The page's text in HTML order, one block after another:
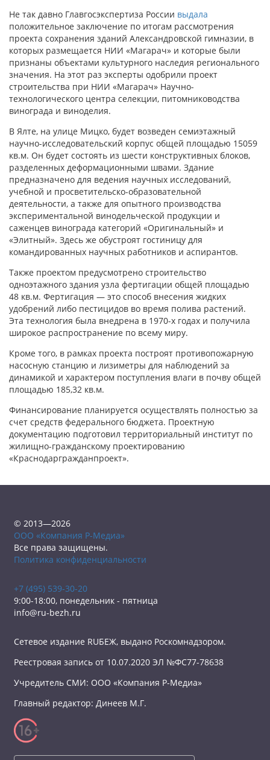
Не так давно Главгосэкспертиза России выдала
положительное заключение по итогам рассмотрения
проекта сохранения зданий Александровской гимназии, в
которых размещается НИИ «Магарач» и которые были
признаны объектами культурного наследия регионального
значения. На этот раз эксперты одобрили проект
строительства при НИИ «Магарач» Научно-
технологического центра селекции, питомниководства
винограда и виноделия.
В Ялте, на улице Мицко, будет возведен семиэтажный
научно-исследовательский корпус общей площадью 15059
кв.м. Он будет состоять из шести конструктивных блоков,
разделенных деформационными швами. Здание
предназначено для ведения научных исследований,
учебной и просветительско-образовательной
деятельности, а также для опытного производства
экспериментальной винодельческой продукции и
саженцев винограда категорий «Оригинальный» и
«Элитный». Здесь же обустроят гостиницу для
командированных научных работников и аспирантов.
Также проектом предусмотрено строительство
одноэтажного здания узла фертигации общей площадью
48 кв.м. Фертигация — это способ внесения жидких
удобрений либо пестицидов во время полива растений.
Эта технология была внедрена в 1970-х годах и получила
широкое распространение по всему миру.
Кроме того, в рамках проекта построят противопожарную
насосную станцию и лизиметры для наблюдений за
динамикой и характером поступления влаги в почву общей
площадью 185,32 кв.м.
Финансирование планируется осуществлять полностью за
счет средств федерального бюджета. Проектную
документацию подготовил территориальный институт по
жилищно-гражданскому проектированию
«Краснодаргражданпроект».
© 2013—2026
ООО «Компания Р-Медиа»
Все права защищены.
Политика конфиденциальности
+7 (495) 539-30-20
9:00-18:00, понедельник - пятница
info@ru-bezh.ru
Сетевое издание RUБЕЖ, выдано Роскомнадзором.
Реестровая запись от 10.07.2020 ЭЛ №ФС77-78638
Учредитель СМИ: ООО «Компания Р-Медиа»
Главный редактор: Динеев М.Г.